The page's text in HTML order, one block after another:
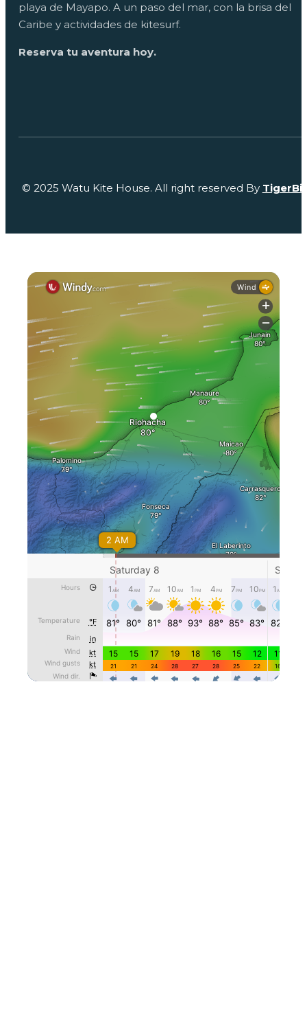
playa de Mayapo. A un paso del mar, con la brisa del
Caribe y actividades de kitesurf.
Reserva tu aventura hoy.
© 2025 Watu Kite House. All right reserved By